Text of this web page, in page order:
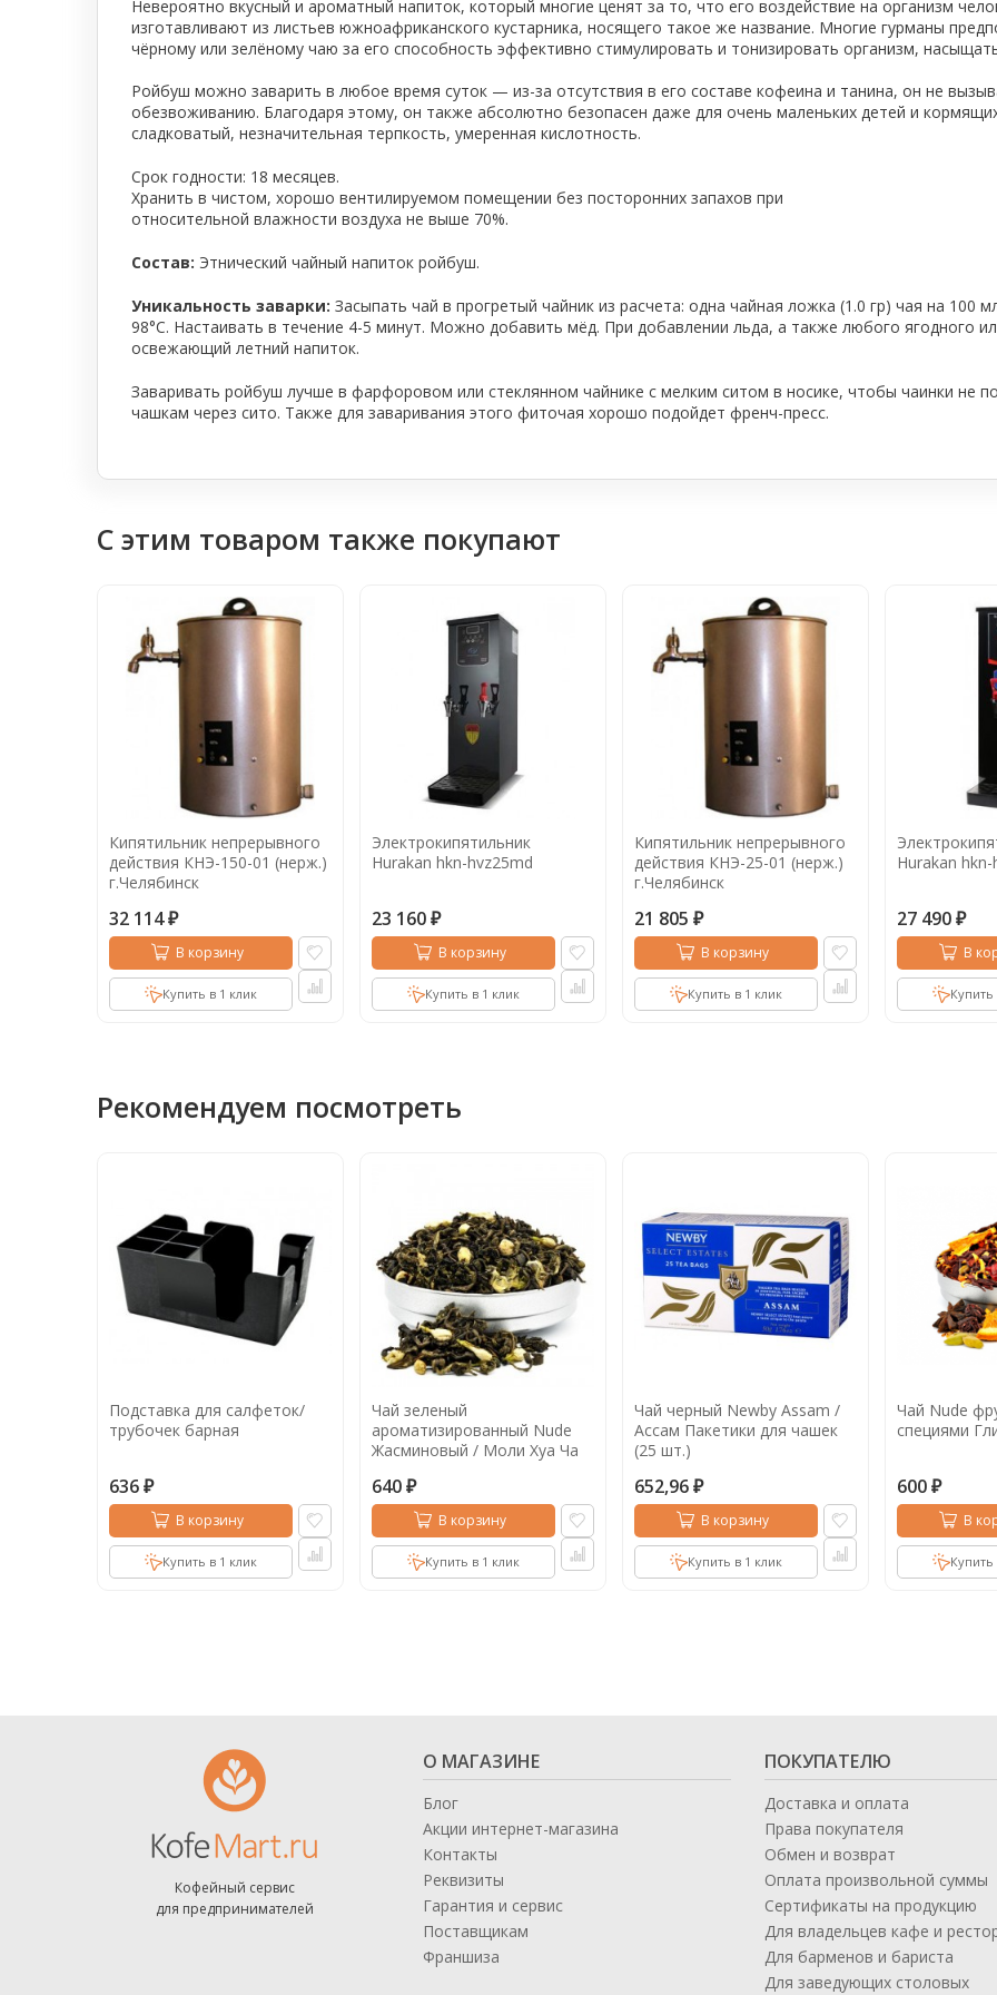
Тепловое оборудование для кафе
Электромеханическое оборудование
Холодильное оборудование
Производители / Бренды
Прайс-листы
Невероятно вкусный и ароматный напиток, который многие ценят за то, что его воздействие на организм
изготавливают из листьев южноафриканского кустарника, носящего такое же название. Многие гурманы
чёрному или зелёному чаю за его способность эффективно стимулировать и тонизировать организм,
Ройбуш можно заварить в любое время суток — из-за отсутствия в его составе кофеина и танина, он не
обезвоживанию. Благодаря этому, он также абсолютно безопасен даже для очень маленьких детей и
сладковатый, незначительная терпкость, умеренная кислотность.
Срок годности: 18 месяцев.
Хранить в чистом, хорошо вентилируемом помещении без посторонних запахов при
относительной влажности воздуха не выше 70%.
Состав: Этнический чайный напиток ройбуш.
Уникальность заварки: Засыпать чай в прогретый чайник из расчета: одна чайная ложка (1.0 гр) чая на 100
98°C. Настаивать в течение 4-5 минут. Можно добавить мёд. При добавлении льда, а также любого ягодного
освежающий летний напиток.
Заваривать ройбуш лучше в фарфоровом или стеклянном чайнике с мелким ситом в носике, чтобы чаинки не
чашкам через сито. Также для заваривания этого фиточая хорошо подойдет френч-пресс.
С этим товаром также покупают
Кипятильник непрерывного
действия КНЭ-150-01 (нерж.)
г.Челябинск
32 114 ₽
В корзину
Купить в 1 клик
Электрокипятильник
Hurakan hkn-hvz25md
23 160 ₽
В корзину
Купить в 1 клик
Кипятильник непрерывного
действия КНЭ-25-01 (нерж.)
г.Челябинск
21 805 ₽
В корзину
Купить в 1 клик
Hurakan
27 490 ₽
В
Купить
Рекомендуем посмотреть
Подставка для салфеток/
трубочек барная
636 ₽
В корзину
Купить в 1 клик
Чай зеленый
ароматизированный Nude
Жасминовый / Моли Хуа Ча
640 ₽
В корзину
Купить в 1 клик
Чай черный Newby Assam /
Ассам Пакетики для чашек
(25 шт.)
652,96 ₽
В корзину
Купить в 1 клик
Чай Nude
специями
600 ₽
В
Купить
Кофейный сервис
для предпринимателей
О МАГАЗИНЕ
Блог
Акции интернет-магазина
Контакты
Реквизиты
Гарантия и сервис
Поставщикам
Франшиза
ПОКУПАТЕЛЮ
Доставка и оплата
Права покупателя
Обмен и возврат
Оплата произвольной суммы
Сертификаты на продукцию
Для владельцев кафе и
Для барменов и бариста
Для заведующих столовых